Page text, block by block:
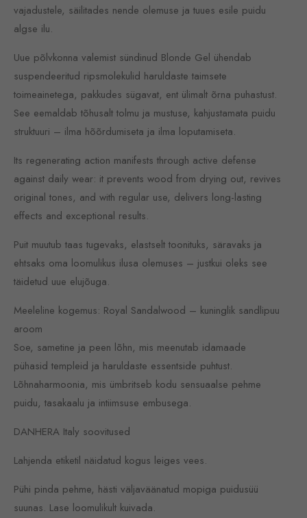
vajadustele, säilitades nende olemuse ja tuues esile puidu
algse ilu.
Uue põlvkonna valemist sündinud Blonde Gel ühendab
suspendeeritud ripsmolekulid haruldaste taimsete
toimeainetega, pakkudes sügavat, ent ülimalt õrna puhastust.
See eemaldab tõhusalt tolmu ja mustuse, kahjustamata puidu
struktuuri – ilma hõõrdumiseta ja ilma loputamiseta.
Its regenerating action manifests through active defense
against daily wear: it prevents wood from drying out, revives
original tones, and with regular use, delivers long-lasting
effects and exceptional results.
Puit muutub taas tugevaks, elastselt toonituks, säravaks ja
ehtsaks oma loomulikus ilusa olemuses – justkui oleks see
täidetud uue elujõuga.
Meeleline kogemus: Royal Sandalwood – kuninglik sandlipuu
aroom
Soe, sametine ja peen lõhn, mis meenutab idamaade
pühasid templeid ja haruldaste essentside puhtust.
Lõhnaharmoonia, mis ümbritseb kodu sensuaalse pehme
puidu, tasakaalu ja intiimsuse embusega.
DANHERA Italy soovitused
Lahjenda etiketil näidatud kogus leiges vees.
Pühi pinda pehme, hästi väljaväänatud mopiga puidusüü
suunas. Lase loomulikult kuivada.